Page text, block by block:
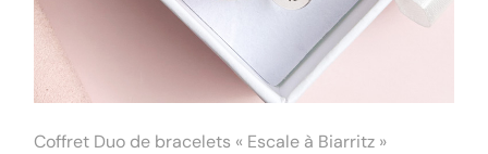
Coffret Duo de bracelets « Escale à Biarritz »